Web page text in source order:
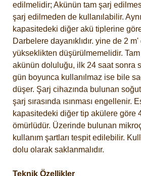
edilmelidir; Akünün tam şarj
şarj edilmeden de kullanılabilir.
kapasitedeki diğer akü tiplerine
Darbelere dayanıklıdır. yine de 2
yükseklikten düşürülmemelidir.
akünün doluluğu, ilk 24 saat sonra
gün boyunca kullanılmaz ise bile
düşer. Şarj cihazında bulunan
şarj sırasında ısınması engellenir.
kapasitedeki diğer tip akülere göre
ömürlüdür. Üzerinde bulunan
kullanım şartları tespit edilebilir.
dolu olarak saklanmalıdır.
Teknik Özellikler